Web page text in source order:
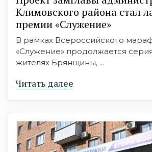
Климовского района стал
премии «Служение»
В рамках Всероссийского
«Служение» продолжается
жителях Брянщины, ...
Читать далее